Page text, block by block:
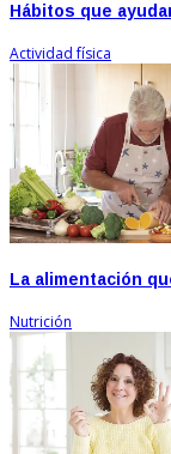
Hábitos que
Actividad física
La alimentación
Nutrición